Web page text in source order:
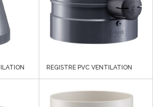
REGISTRE PVC VENTILATION